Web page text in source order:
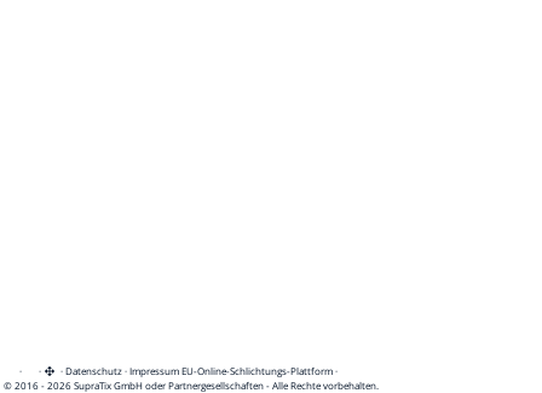
· · ·Datenschutz·Impressum EU-Online-Schlichtungs-Plattform·
© 2016 - 2026 SupraTix GmbH oder Partnergesellschaften - Alle Rechte vorbehalten.